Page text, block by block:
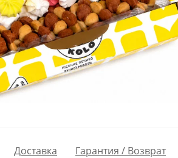
Доставка Гарантия / Возврат